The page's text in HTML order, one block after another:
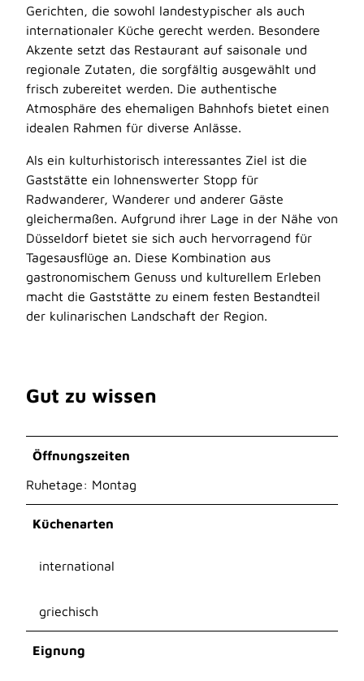
Gerichten, die sowohl landestypischer als auch
internationaler Küche gerecht werden. Besondere
Akzente setzt das Restaurant auf saisonale und
regionale Zutaten, die sorgfältig ausgewählt und
frisch zubereitet werden. Die authentische
Atmosphäre des ehemaligen Bahnhofs bietet einen
idealen Rahmen für diverse Anlässe.
Als ein kulturhistorisch interessantes Ziel ist die
Gaststätte ein lohnenswerter Stopp für
Radwanderer, Wanderer und anderer Gäste
gleichermaßen. Aufgrund ihrer Lage in der Nähe von
Düsseldorf bietet sie sich auch hervorragend für
Tagesausflüge an. Diese Kombination aus
gastronomischem Genuss und kulturellem Erleben
macht die Gaststätte zu einem festen Bestandteil
der kulinarischen Landschaft der Region.
Gut zu wissen
Öffnungszeiten
Ruhetage: Montag
Küchenarten
international
griechisch
Eignung